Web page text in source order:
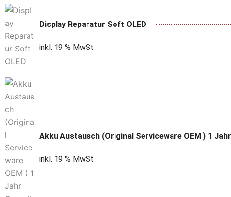
Display Reparatur Soft OLED
inkl. 19 % MwSt
Akku Austausch (Original Serviceware OEM ) 1
inkl. 19 % MwSt